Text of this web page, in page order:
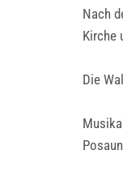
Nach
Kirche
Die